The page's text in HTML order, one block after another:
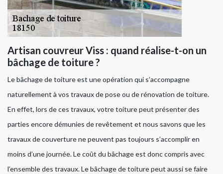
Artisan couvreur Viss : quand réalise-t-on un
bâchage de toiture ?
Le bâchage de toiture est une opération qui s’accompagne
naturellement à vos travaux de pose ou de rénovation de toiture.
En effet, lors de ces travaux, votre toiture peut présenter des
parties encore démunies de revêtement et nous savons que les
travaux de couverture ne peuvent pas toujours s’accomplir en
moins d’une journée. Le coût du bâchage est donc compris avec
l’ensemble des travaux. Le bâchage de toiture peut aussi se faire